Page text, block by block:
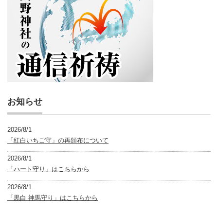
お知らせ
2026/8/1
「紅白いちご守」の再頒布について
2026/8/1
「ハート守り」はこちらから
2026/8/1
「黒白 神馬守り」はこちらから